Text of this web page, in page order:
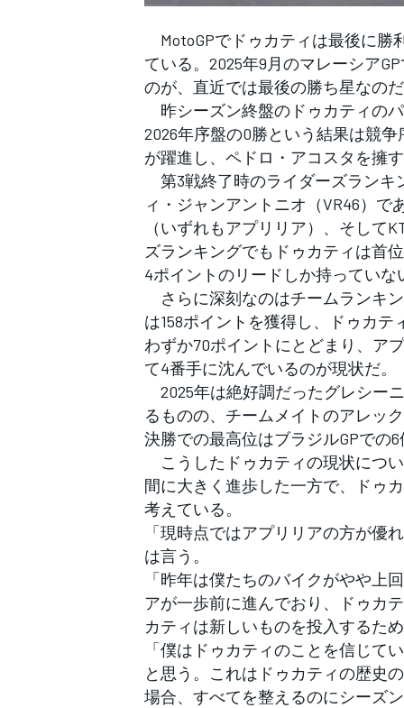
フォーミュラE
MotoGPでドゥカティは最後に勝
ている。2025年9月のマレーシア
のが、直近では最後の勝ち星なの
昨シーズン終盤のドゥカティの
2026年序盤の0勝という結果は競
が躍進し、ペドロ・アコスタを擁
第3戦終了時のライダーズランキ
ィ・ジャンアントニオ（VR46）
（いずれもアプリリア）、そして
ズランキングでもドゥカティは首
4ポイントのリードしか持っていな
さらに深刻なのはチームランキ
は158ポイントを獲得し、ドゥカ
わずか70ポイントにとどまり、ア
て4番手に沈んでいるのが現状だ。
2025年は絶好調だったグレシー
るものの、チームメイトのアレッ
決勝での最高位はブラジルGPでの
こうしたドゥカティの現状につ
間に大きく進歩した一方で、ドゥ
考えている。
「現時点ではアプリリアの方が優
は言う。
「昨年は僕たちのバイクがやや上
アが一歩前に進んでおり、ドゥカ
カティは新しいものを投入するた
「僕はドゥカティのことを信じて
と思う。これはドゥカティの歴史
場合、すべてを整えるのにシーズ